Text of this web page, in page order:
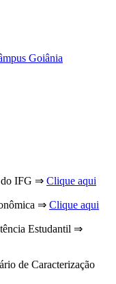
Goiânia
do IFG ⇒ Clique aqui
⇒ Clique aqui
Estudantil ⇒
de Caracterização